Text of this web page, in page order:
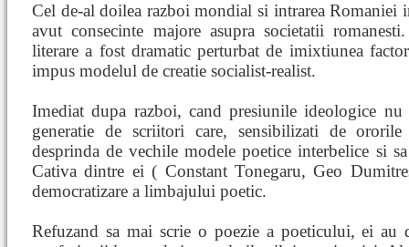
Cel de-al doilea razboi mondial si intrarea Romaniei
avut consecinte majore asupra societatii
literare a fost dramatic perturbat de imixtiunea
impus modelul de creatie socialist-realist.
Imediat dupa razboi, cand presiunile ideologice
generatie de scriitori care, sensibilizati de
desprinda de vechile modele poetice interbelice si
Cativa dintre ei ( Constant Tonegaru, Geo
democratizare a limbajului poetic.
Refuzand sa mai scrie o poezie a poeticului, ei au